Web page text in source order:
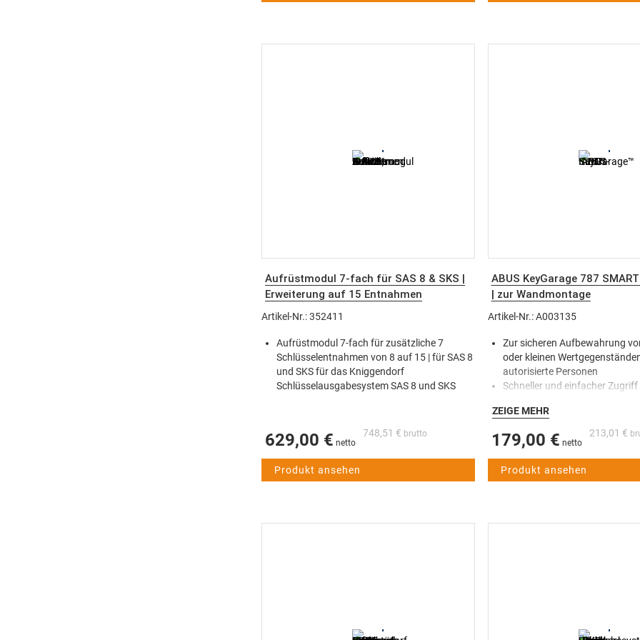
Aufrüstmodul 7-fach für SAS 8 & SKS |
Erweiterung auf 15 Entnahmen
Artikel-Nr.: 352411
Aufrüstmodul 7-fach für zusätzliche 7
Schlüsselentnahmen von 8 auf 15 | für SAS 8
und SKSfür das Kniggendorf
Schlüsselausgabesystem SAS 8 und SKS
748,51 €
629,00 €
Produkt ansehen
ABUS KeyGarage 787
| zur Wandmontage
Artikel-Nr.: A003135
Zur sicheren Aufbewahrung
oder kleinen
autorisierte Personen
Schneller und einfacher
Handwerker, Service,
Fahrzeugverleih,
Pflegedienst)
Zugriffsmöglichkeit durch
Weitergabe eines Zahlencodes
ZEIGE MEHR
213,01 €
179,00 €
Produkt ansehen